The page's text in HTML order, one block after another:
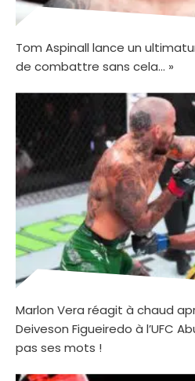
Tom Aspinall lance un
de combattre sans cela… »
Marlon Vera réagit à chaud
Deiveson Figueiredo à l’UFC
pas ses mots !